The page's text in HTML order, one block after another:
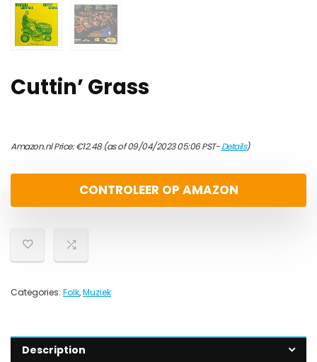
Cuttin’ Grass
Amazon.nl Price:€12.48(as of 09/04/2023 05:06 PST-Details)
CONTROLEER OP AMAZON
Categories: Folk,Muziek
Description